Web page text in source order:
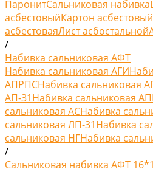
ПаронитСальниковая набивка
асбестовыйКартон асбестовый
асбестоваяЛист асбостальной
/
Набивка сальниковая АФТ
Набивка сальниковая АГИ
АПРПСНабивка сальниковая
АП-31Набивка сальниковая
сальниковая АСНабивка
сальниковая ЛП-31Набивка
сальниковая НГНабивка
/
Сальниковая набивка АФТ